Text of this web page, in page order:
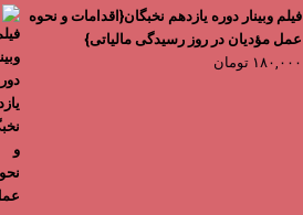
فیلم وبینار دوره یازدهم نخبگان{اقدامات و نحوه
عمل مؤدیان در روز رسیدگی مالیاتی}
۱۸۰,۰۰۰ تومان